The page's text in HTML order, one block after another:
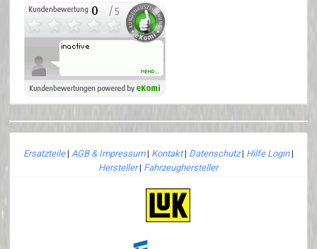
Ersatzteile| AGB & Impressum| Kontakt| Datenschutz| Hilfe Login|
Hersteller| Fahrzeughersteller